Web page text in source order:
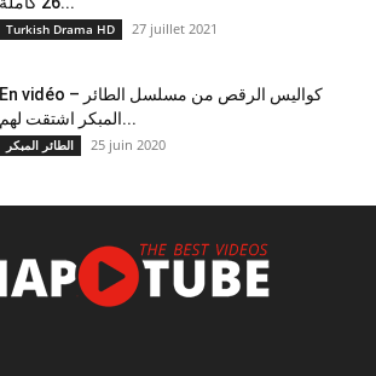
Turkish Drama HD 27 juillet 2021
En vidéo – كواليس الرقص من مسلسل الطائر
المبكر اشتقت لهم...
الطائر المبكر 25 juin 2020